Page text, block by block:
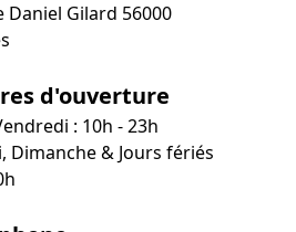
Daniel Gilard 56000
d'ouverture
: 10h - 23h
Dimanche & Jours fériés